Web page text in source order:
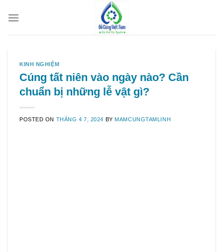
KINH NGHIỆM
Cúng tất niên vào ngày nào? Cần
chuẩn bị những lễ vật gì?
POSTED ON THÁNG 4 7, 2024 BYMAMCUNGTAMLINH